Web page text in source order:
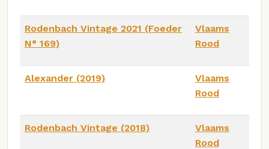
Rodenbach Vintage 2021 (Foeder
N° 169)
Vlaams
Rood
Alexander (2019)
Vlaams
Rood
Rodenbach Vintage (2018)
Vlaams
Rood